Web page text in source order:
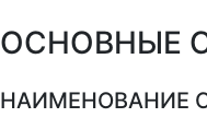
ОСНОВНЫЕ
НАИМЕНОВАНИЕ